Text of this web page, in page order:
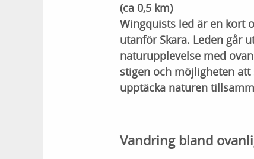
(ca 0,5 km)
Wingquists led är en kort
utanför Skara. Leden går
naturupplevelse med
stigen och möjligheten
upptäcka naturen
Vandring bland